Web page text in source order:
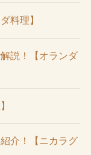
料理】
説！【オランダ
介！【ニカラグ